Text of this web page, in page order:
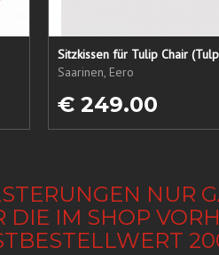
Sitzkissen für Tulip Chair
Saarinen, Eero
€ 249.00
NUR
DIE IM SHOP